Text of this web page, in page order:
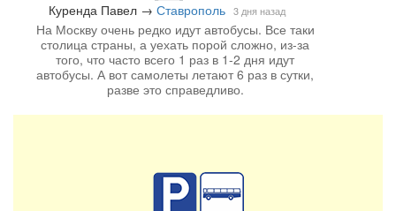
Куренда Павел→ Ставрополь 3 дня назад
На Москву очень редко идут автобусы. Все таки
столица страны, а уехать порой сложно, из-за
того, что часто всего 1 раз в 1-2 дня идут
автобусы. А вот самолеты летают 6 раз в сутки,
разве это справедливо.